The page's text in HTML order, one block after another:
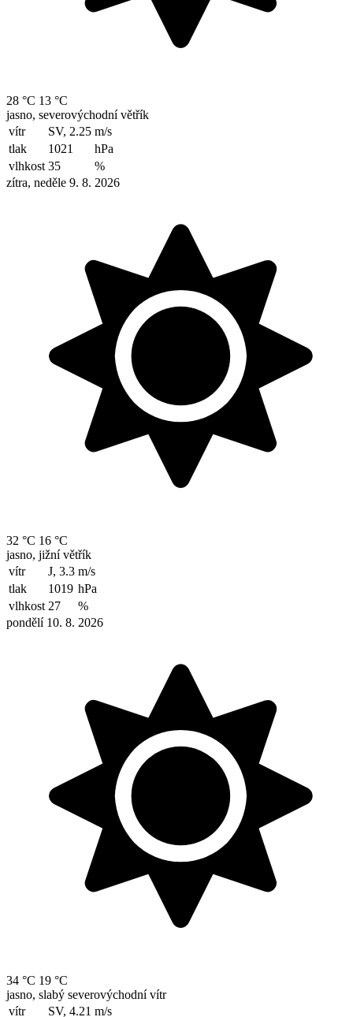
28 °C 13 °C
jasno, severovýchodní větřík
vítr
SV, 2.25 m/s
tlak
1021
hPa
vlhkost 35
%
zítra, neděle 9. 8. 2026
32 °C 16 °C
jasno, jižní větřík
vítr
J, 3.3 m/s
tlak
1019 hPa
vlhkost 27
%
pondělí 10. 8. 2026
34 °C 19 °C
jasno, slabý severovýchodní vítr
vítr
SV, 4.21 m/s